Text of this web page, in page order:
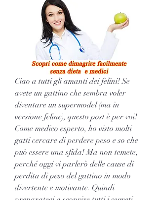
Ciao a tutti gli amanti dei felini! Se
avete un gattino che sembra voler
diventare un supermodel (ma in
versione feline), questo post è per voi!
Come medico esperto, ho visto molti
gatti cercare di perdere peso e so che
può essere una sfida! Ma non temete,
perché oggi vi parlerò delle cause di
perdita di peso del gattino in modo
divertente e motivante. Quindi